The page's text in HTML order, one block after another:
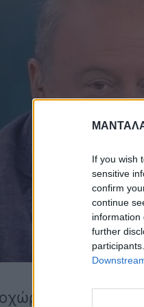
If you wish
sensitive
confirm
continue
information
further